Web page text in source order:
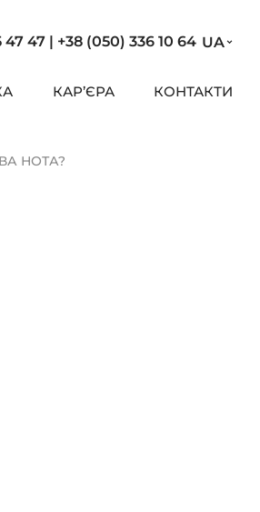
47 47 | +38 (050) 336 10 64 UA
КАР’ЄРА КОНТАКТИ
НОТА?